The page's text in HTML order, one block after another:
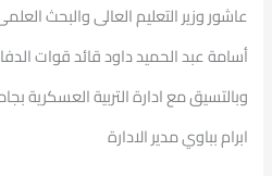
عاشور وزير التعليم العالى والبحث
أسامة عبد الحميد داود قائد قوات
وبالتسيق مع ادارة التربية العسكرية
ابرام بباوي مدير الادارة